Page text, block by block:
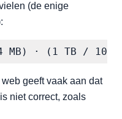
(de enige
MB) · (1 TB /
geeft vaak aan dat
niet correct, zoals